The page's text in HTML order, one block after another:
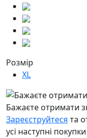
Розмір
XL
Бажаєте отримати
Зареєструйтеся та
усі наступні